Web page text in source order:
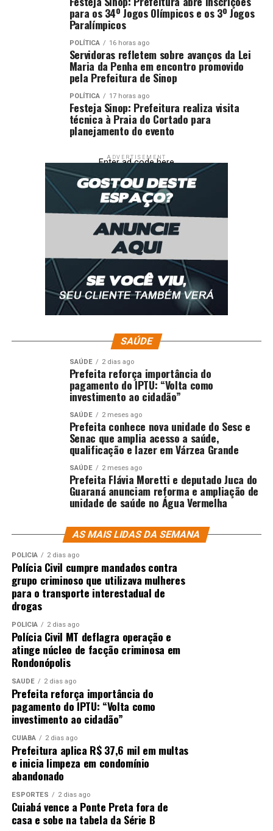
· Promove o afastamento imediato da atividade e a
garantia de seus direitos trabalhistas;
· A Auditoria Fiscal do Trabalho do MTE emite
Termos de Pedido de Providência, que são encaminhados
a órgãos como conselhos tutelares, secretarias de
assistência social e de educação, ao Ministério Público do
Trabalho e ao Ministério Público Estadual para prevenir
o retorno ao trabalho precoce;
· Jovens devem ser inseridos em políticas públicas
que garantam sua proteção integral;
· Adolescentes – a partir de 14 anos – são
encaminhados a programas de aprendizagem
profissional, que oferecem qualificação em ambientes de
trabalho protegidos, com direitos trabalhistas e
previdenciários assegurados;
Como denunciar
do Trabalho e Emprego disponibiliza um canal exclusivo:
o formulário para registrar as denúncias de casos de
crianças e adolescentes em situação de trabalho infantil
e de trabalho proibido para adolescente.
Todas as informações fornecidas neste formulário são
sigilosas e serão encaminhadas para a Subsecretaria de
Inspeção do Trabalho do Ministério do Trabalho e
Previdência. Porém, não é possível cadastrar uma
denúncia anônima.
As violações de direitos humanos também podem ser
denunciadas no Disque Direitos Humanos – Disque 100.
As ligações podem ser feitas de todo o Brasil,
gratuitamente, de qualquer telefone fixo ou celular.
Basta discar 100.
Qualquer pessoa pode reportar alguma notícia de fato
relacionada a violações de direitos humanos, da qual seja
vítima ou tenha conhecimento de que acontece com
outra pessoa.
O serviço está disponível diariamente – 24 horas por dia
– incluindo sábados, domingos e feriados. As denúncias
são registradas e encaminhadas aos órgãos
competentes.
O que diz a legislação
Até os 13 anos de idade, qualquer forma de trabalho é
proibida no Brasil. A idade mínima para o trabalho no
país é de 16 anos. No entanto, a partir dos 14 anos, o
adolescente pode trabalhar na condição de aprendiz.
para os 34º Jogos Olímpicos e os 3º Jogos
Paralímpicos
POLÍTICA 16 horas ago
Servidoras refletem sobre avanços da Lei
Maria da Penha em encontro promovido
pela Prefeitura de Sinop
POLÍTICA 17 horas ago
Festeja Sinop: Prefeitura realiza visita
técnica à Praia do Cortado para
planejamento do evento
ADVERTISEMENT
Enter ad code here
SAÚDE
SAÚDE 2 dias ago
Prefeita reforça importância do
pagamento do IPTU: “Volta como
investimento ao cidadão”
SAÚDE 2 meses ago
Prefeita conhece nova unidade do Sesc e
Senac que amplia acesso a saúde,
qualificação e lazer em Várzea Grande
SAÚDE 2 meses ago
Prefeita Flávia Moretti e deputado Juca do
Guaraná anunciam reforma e ampliação de
unidade de saúde no Água Vermelha
AS MAIS LIDAS DA SEMANA
POLÍCIA 2 dias ago
Polícia Civil cumpre mandados contra
grupo criminoso que utilizava mulheres
para o transporte interestadual de
drogas
POLÍCIA 2 dias ago
Polícia Civil MT deflagra operação e
atinge núcleo de facção criminosa em
Rondonópolis
SAÚDE 2 dias ago
Prefeita reforça importância do
pagamento do IPTU: “Volta como
investimento ao cidadão”
CUIABÁ 2 dias ago
Prefeitura aplica R$ 37,6 mil em multas
e inicia limpeza em condomínio
abandonado
ESPORTES 2 dias ago
Cuiabá vence a Ponte Preta fora de
casa e sobe na tabela da Série B